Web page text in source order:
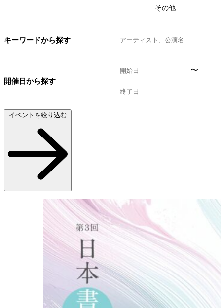
その他
キーワードから探す
開催日から探す
〜
イベントを絞り込む